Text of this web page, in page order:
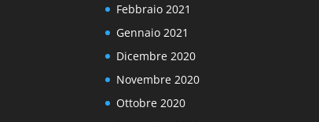
Febbraio 2021
Gennaio 2021
Dicembre 2020
Novembre 2020
Ottobre 2020